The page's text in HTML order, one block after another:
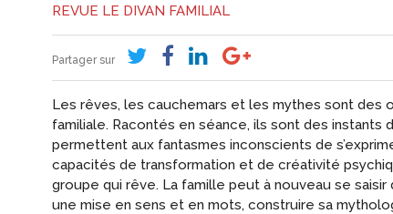
REVUE LE DIVAN FAMILIAL
Partager sur
Les rêves, les cauchemars et les mythes sont des
familiale. Racontés en séance, ils sont des instants
permettent aux fantasmes inconscients de
capacités de transformation et de créativité
groupe qui rêve. La famille peut à nouveau se
une mise en sens et en mots, construire sa